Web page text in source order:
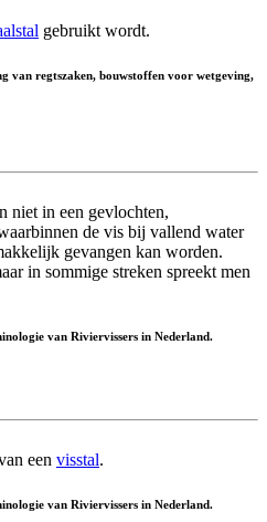
gebruikt wordt.
van regtszaken, bouwstoffen voor wetgeving,
niet in een gevlochten,
de vis bij vallend water
gevangen kan worden.
in sommige streken spreekt men
van Riviervissers in Nederland.
een visstal.
van Riviervissers in Nederland.